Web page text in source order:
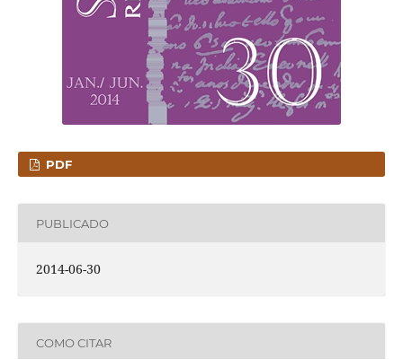
PDF
PUBLICADO
2014-06-30
COMO CITAR